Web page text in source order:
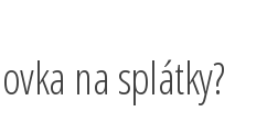
na splátky?